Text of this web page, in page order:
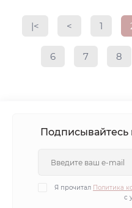
|< < 1
6 7 8
Подписывайтесь
Я прочитал Политика
с